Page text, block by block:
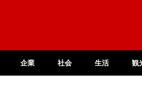
企業 社会 生活 観